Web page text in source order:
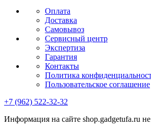
Оплата
Доставка
Самовывоз
Сервисный центр
Экспертиза
Гарантия
Контакты
Политика
Пользовательское соглашение
+7 (962) 522-32-32
Информация на сайте shop.gadgetufa.ru